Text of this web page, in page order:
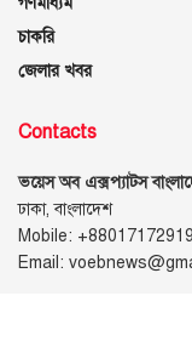
চাকরি
জেলার খবর
Contacts
ভয়েস অব এক্সপ্যাটস
ঢাকা, বাংলাদেশ
Mobile:
Email: